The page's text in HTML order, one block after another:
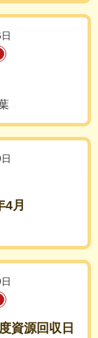
4月
資源回収日